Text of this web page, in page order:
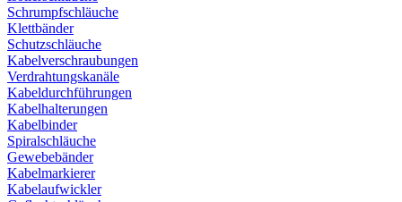
Schrumpfschläuche
Klettbänder
Schutzschläuche
Kabelverschraubungen
Verdrahtungskanäle
Kabeldurchführungen
Kabelhalterungen
Kabelbinder
Spiralschläuche
Gewebebänder
Kabelmarkierer
Kabelaufwickler